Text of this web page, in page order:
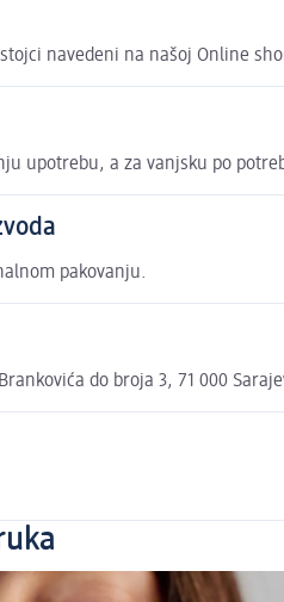
navedeni na našoj Online
upotrebu, a za vanjsku po
pakovanju.
do broja 3, 71 000